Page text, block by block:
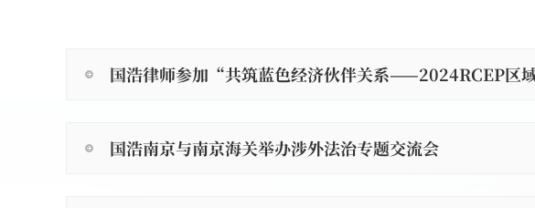
国浩律师参加“共筑蓝色经济伙伴关系——2024RCEP区
国浩南京与南京海关举办涉外法治专题交流会